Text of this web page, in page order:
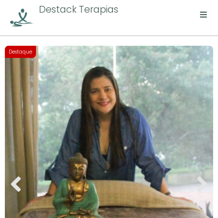
Destack Terapias
Destaque